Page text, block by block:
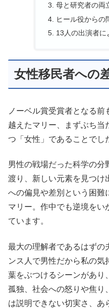
母と研究者の両
ヒール役からの
13人の出演者に
女性移民者への
ノーベル賞受賞者となる前
越えたマリー、まずぶち当
つ「女性」であることでし
男性の戦場だった科学の分
渡り、新しい元素を見つけ
への偏見や差別という困難
マリー。作中でも逆境をい
ています。
最大の理解者であるはずの
ンス人で男性だから私の
葉をぶつけるシーンがあり
孤独、社会への怒りや焦り
は説明できない切実さ、あ